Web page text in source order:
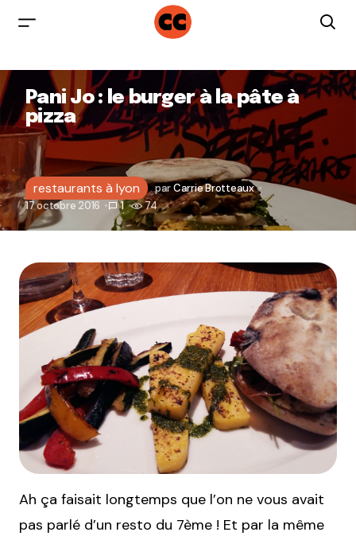
Pani Jo : le burger à la pâte à
pizza
restaurants à lyon parCarrie Brotteaux
17 octobre 2016
1 74
Ah ça faisait longtemps que l’on ne vous avait
pas parlé d’un resto du 7ème ! Et par la même